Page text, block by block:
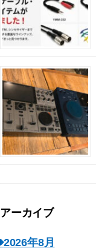
アーカイブ
2026年8月